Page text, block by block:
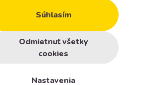
Súhlasím
Odmietnuť všetky
cookies
Nastavenia